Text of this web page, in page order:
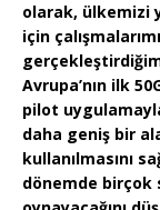
olarak, ülkemizi
için
Avrupa’nın ilk
pilot
daha geniş bir
kullanılmasını
dönemde